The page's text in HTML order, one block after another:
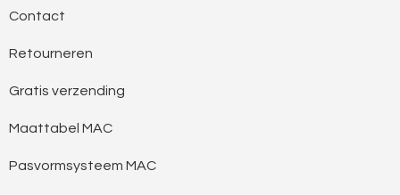
Contact
Retourneren
Gratis verzending
Maattabel MAC
Pasvormsysteem MAC